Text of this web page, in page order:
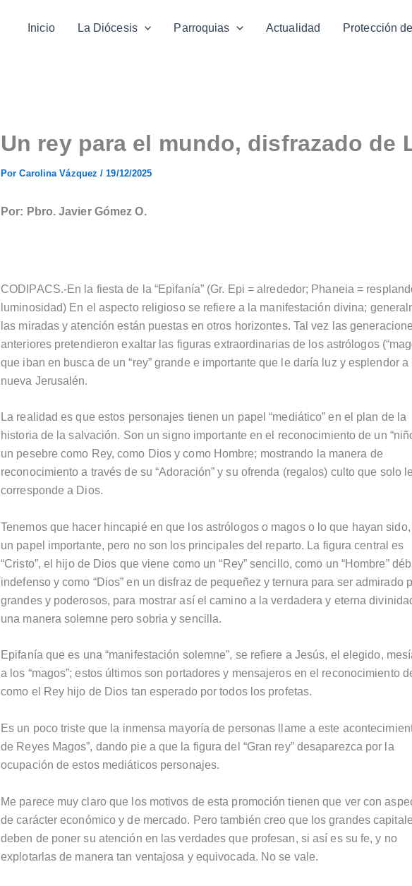
Inicio La Diócesis Parroquias Actualidad Protección
Un rey para el mundo, disfrazado de
PorCarolina Vázquez/19/12/2025
Por: Pbro. Javier Gómez O.
CODIPACS.-En la fiesta de la “Epifanía” (Gr. Epi = alrededor; Phaneia =
luminosidad) En el aspecto religioso se refiere a la manifestación divina;
las miradas y atención están puestas en otros horizontes. Tal vez las
anteriores pretendieron exaltar las figuras extraordinarias de los astrólogos
que iban en busca de un “rey” grande e importante que le daría luz y esplendor a
nueva Jerusalén.
La realidad es que estos personajes tienen un papel “mediático” en el plan de la
historia de la salvación. Son un signo importante en el reconocimiento de un
un pesebre como Rey, como Dios y como Hombre; mostrando la manera de
reconocimiento a través de su “Adoración” y su ofrenda (regalos) culto que solo le
corresponde a Dios.
Tenemos que hacer hincapié en que los astrólogos o magos o lo que hayan
un papel importante, pero no son los principales del reparto. La figura central es
“Cristo”, el hijo de Dios que viene como un “Rey” sencillo, como un “Hombre”
indefenso y como “Dios” en un disfraz de pequeñez y ternura para ser admirado
grandes y poderosos, para mostrar así el camino a la verdadera y eterna
una manera solemne pero sobria y sencilla.
Epifanía que es una “manifestación solemne”, se refiere a Jesús, el elegido,
a los “magos”; estos últimos son portadores y mensajeros en el reconocimiento
como el Rey hijo de Dios tan esperado por todos los profetas.
Es un poco triste que la inmensa mayoría de personas llame a este
de Reyes Magos”, dando pie a que la figura del “Gran rey” desaparezca por la
ocupación de estos mediáticos personajes.
Me parece muy claro que los motivos de esta promoción tienen que ver con
de carácter económico y de mercado. Pero también creo que los grandes
deben de poner su atención en las verdades que profesan, si así es su fe, y no
explotarlas de manera tan ventajosa y equivocada. No se vale.